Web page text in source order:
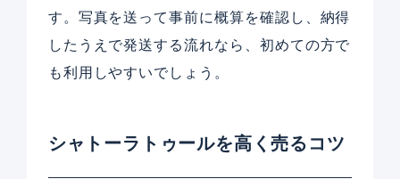
す。写真を送って事前に概算を確認し、納得
したうえで発送する流れなら、初めての方で
も利用しやすいでしょう。
シャトーラトゥールを高く売るコツ